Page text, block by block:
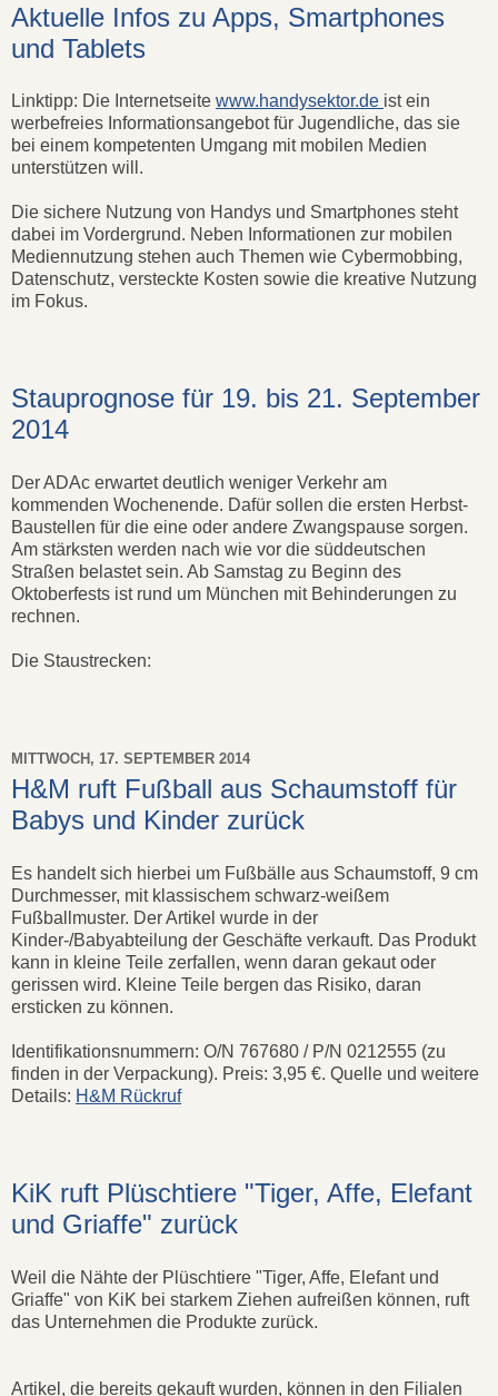
Aktuelle Infos zu Apps, Smartphones
und Tablets
Linktipp: Die Internetseite www.handysektor.de ist ein
werbefreies Informationsangebot für Jugendliche, das sie
bei einem kompetenten Umgang mit mobilen Medien
unterstützen will.
Die sichere Nutzung von Handys und Smartphones steht
dabei im Vordergrund. Neben Informationen zur mobilen
Mediennutzung stehen auch Themen wie Cybermobbing,
Datenschutz, versteckte Kosten sowie die kreative Nutzung
im Fokus.
Stauprognose für 19. bis 21. September
2014
Der ADAc erwartet deutlich weniger Verkehr am
kommenden Wochenende. Dafür sollen die ersten Herbst-
Baustellen für die eine oder andere Zwangspause sorgen.
Am stärksten werden nach wie vor die süddeutschen
Straßen belastet sein. Ab Samstag zu Beginn des
Oktoberfests ist rund um München mit Behinderungen zu
rechnen.
Die Staustrecken:
MITTWOCH, 17. SEPTEMBER 2014
H&M ruft Fußball aus Schaumstoff für
Babys und Kinder zurück
Es handelt sich hierbei um Fußbälle aus Schaumstoff, 9 cm
Durchmesser, mit klassischem schwarz-weißem
Fußballmuster. Der Artikel wurde in der
Kinder-/Babyabteilung der Geschäfte verkauft. Das Produkt
kann in kleine Teile zerfallen, wenn daran gekaut oder
gerissen wird. Kleine Teile bergen das Risiko, daran
ersticken zu können.
Identifikationsnummern: O/N 767680 / P/N 0212555 (zu
finden in der Verpackung). Preis: 3,95 €. Quelle und weitere
Details: H&M Rückruf
KiK ruft Plüschtiere "Tiger, Affe, Elefant
und Griaffe" zurück
Weil die Nähte der Plüschtiere "Tiger, Affe, Elefant und
Griaffe" von KiK bei starkem Ziehen aufreißen können, ruft
das Unternehmen die Produkte zurück.
Artikel, die bereits gekauft wurden, können in den Filialen